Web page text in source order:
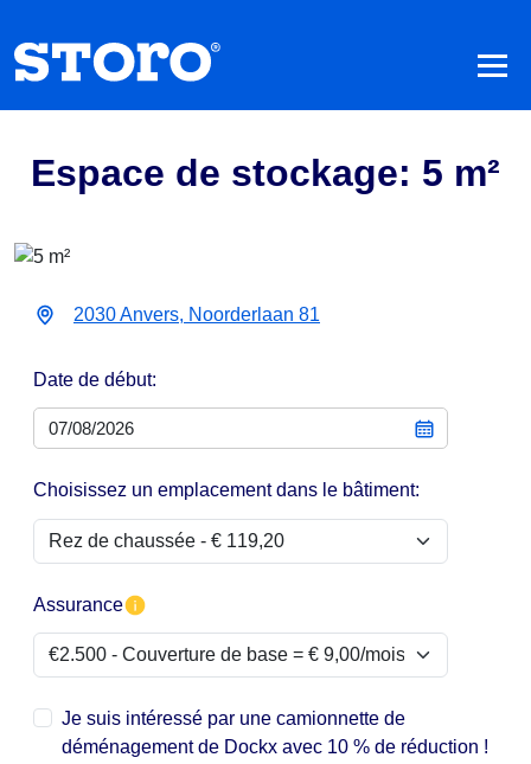
Espace de stockage: 5 m²
2030 Anvers, Noorderlaan 81
Date de début:
Choisissez un emplacement dans le bâtiment:
Assurance
Je suis intéressé par une camionnette de
déménagement de Dockx avec 10 % de réduction !